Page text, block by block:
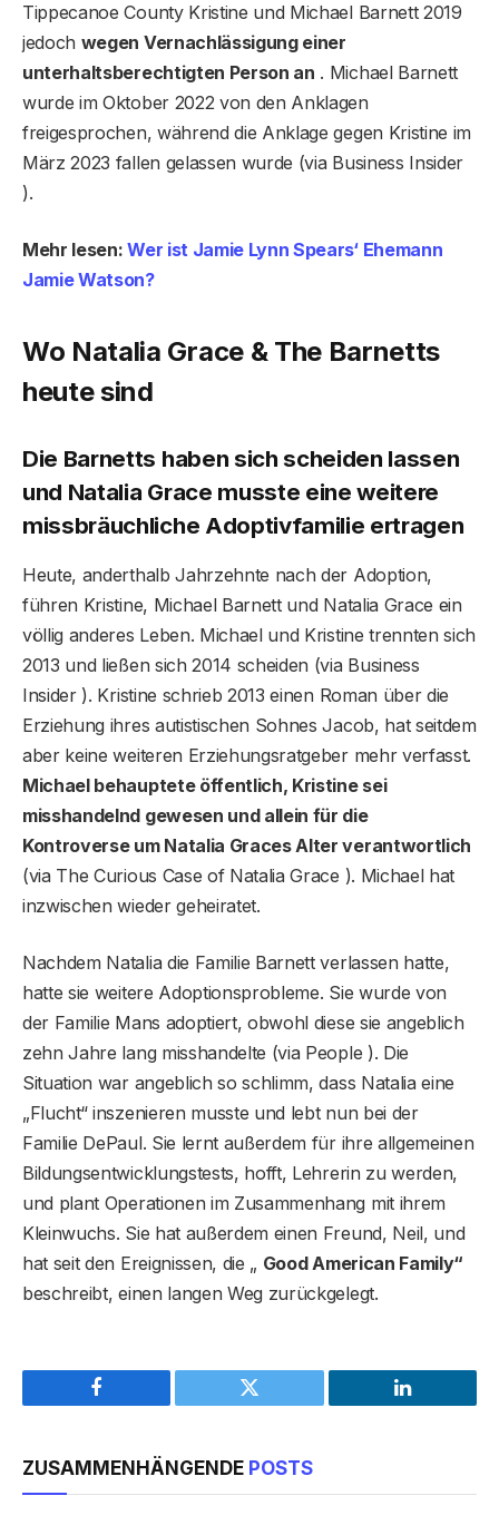
Tippecanoe County Kristine und Michael Barnett 2019
jedoch wegen Vernachlässigung einer
unterhaltsberechtigten Person an . Michael Barnett
wurde im Oktober 2022 von den Anklagen
freigesprochen, während die Anklage gegen Kristine im
März 2023 fallen gelassen wurde (via Business Insider
).
Mehr lesen:Wer ist Jamie Lynn Spears‘ Ehemann
Jamie Watson?
Wo Natalia Grace & The Barnetts
heute sind
Die Barnetts haben sich scheiden lassen
und Natalia Grace musste eine weitere
missbräuchliche Adoptivfamilie ertragen
Heute, anderthalb Jahrzehnte nach der Adoption,
führen Kristine, Michael Barnett und Natalia Grace ein
völlig anderes Leben. Michael und Kristine trennten sich
2013 und ließen sich 2014 scheiden (via Business
Insider ). Kristine schrieb 2013 einen Roman über die
Erziehung ihres autistischen Sohnes Jacob, hat seitdem
aber keine weiteren Erziehungsratgeber mehr verfasst.
Michael behauptete öffentlich, Kristine sei
misshandelnd gewesen und allein für die
Kontroverse um Natalia Graces Alter verantwortlich
(via The Curious Case of Natalia Grace ). Michael hat
inzwischen wieder geheiratet.
Nachdem Natalia die Familie Barnett verlassen hatte,
hatte sie weitere Adoptionsprobleme. Sie wurde von
der Familie Mans adoptiert, obwohl diese sie angeblich
zehn Jahre lang misshandelte (via People ). Die
Situation war angeblich so schlimm, dass Natalia eine
„Flucht“ inszenieren musste und lebt nun bei der
Familie DePaul. Sie lernt außerdem für ihre allgemeinen
Bildungsentwicklungstests, hofft, Lehrerin zu werden,
und plant Operationen im Zusammenhang mit ihrem
Kleinwuchs. Sie hat außerdem einen Freund, Neil, und
hat seit den Ereignissen, die „ Good American Family“
beschreibt, einen langen Weg zurückgelegt.
Facebook Twitter LinkedIn
ZUSAMMENHÄNGENDE POSTS